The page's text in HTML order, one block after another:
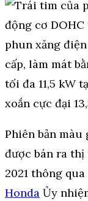
Phiên bản
được bán ra thị
2021 thông
Honda Ủy